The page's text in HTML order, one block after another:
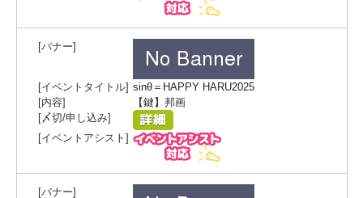
sinθ＝HAPPY HARU2025
【鍵】邦画